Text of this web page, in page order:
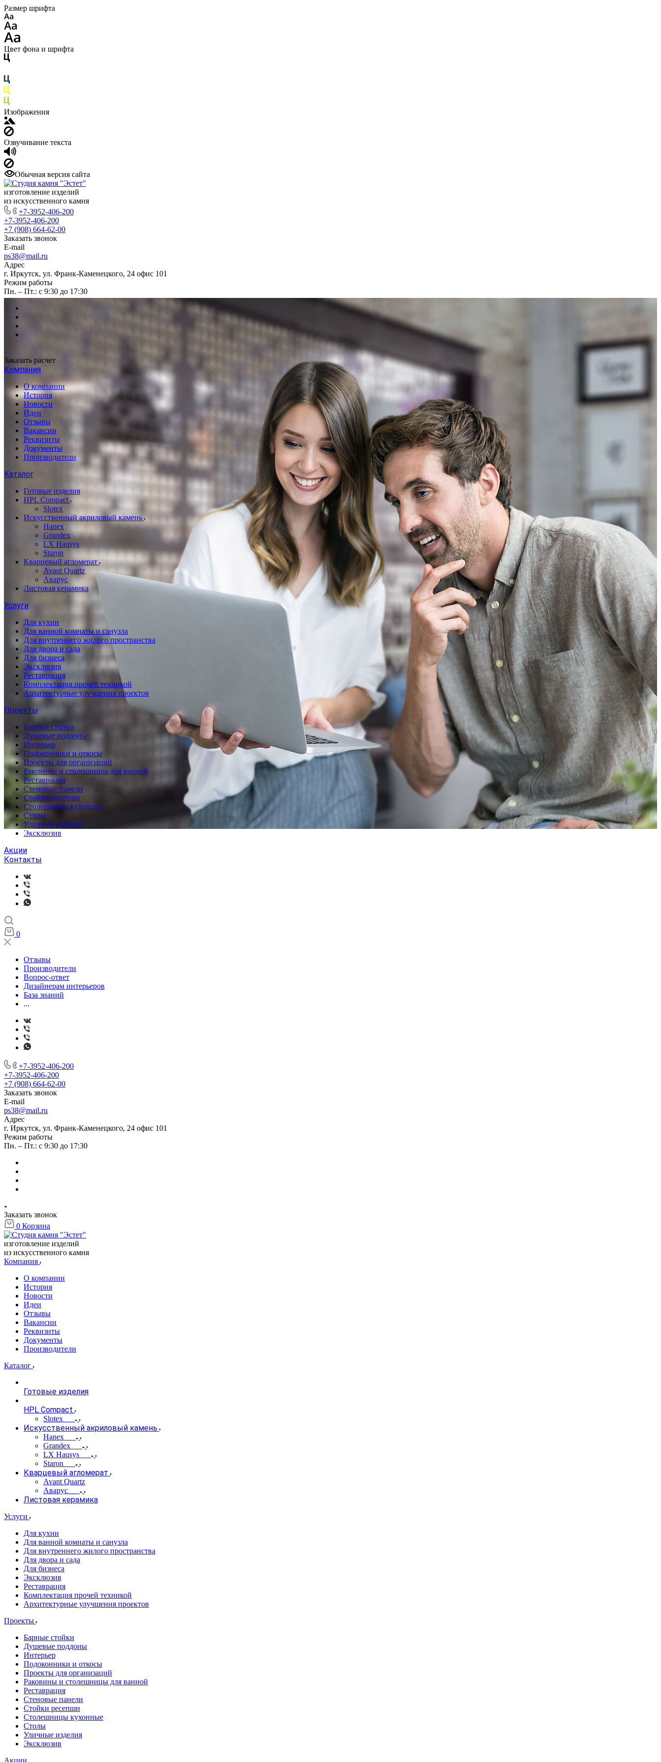
Размер шрифта
Цвет фона и шрифта
Изображения
Озвучивание текста
Обычная версия сайта
изготовление изделий
из искусственного камня
+7-3952-406-200
+7-3952-406-200
+7 (908) 664-62-00
Заказать звонок
E-mail
ps38@mail.ru
Адрес
г. Иркутск, ул. Франк-Каменецкого, 24 офис 101
Режим работы
Пн. – Пт.: с 9:30 до 17:30
Заказать расчет
Компания
О компании
История
Новости
Идеи
Отзывы
Вакансии
Реквизиты
Документы
Производители
Каталог
Готовые изделия
HPL Compact
Slotex
Искусственный акриловый камень
Hanex
Grandex
LX Hausys
Staron
Кварцевый агломерат
Avant Quartz
Аварус
Листовая керамика
Услуги
Для кухни
Для ванной комнаты и санузла
Для внутреннего жилого пространства
Для двора и сада
Для бизнеса
Эксклюзив
Реставрация
Комплектация прочей техникой
Архитектурные улучшения проектов
Проекты
Барные стойки
Душевые поддоны
Интерьер
Подоконники и откосы
Проекты для организаций
Раковины и столешницы для ванной
Реставрация
Стеновые панели
Стойки ресепшн
Столешницы кухонные
Столы
Уличные изделия
Эксклюзив
Акции
Контакты
0
Отзывы
Производители
Вопрос-ответ
Дизайнерам интерьеров
База знаний
...
+7-3952-406-200
+7-3952-406-200
+7 (908) 664-62-00
Заказать звонок
E-mail
ps38@mail.ru
Адрес
г. Иркутск, ул. Франк-Каменецкого, 24 офис 101
Режим работы
Пн. – Пт.: с 9:30 до 17:30
Заказать звонок
0 Корзина
изготовление изделий
из искусственного камня
Компания
О компании
История
Новости
Идеи
Отзывы
Вакансии
Реквизиты
Документы
Производители
Каталог
Готовые изделия
HPL Compact
Slotex
Искусственный акриловый камень
Hanex
Grandex
LX Hausys
Staron
Кварцевый агломерат
Avant Quartz
Аварус
Листовая керамика
Услуги
Для кухни
Для ванной комнаты и санузла
Для внутреннего жилого пространства
Для двора и сада
Для бизнеса
Эксклюзив
Реставрация
Комплектация прочей техникой
Архитектурные улучшения проектов
Проекты
Барные стойки
Душевые поддоны
Интерьер
Подоконники и откосы
Проекты для организаций
Раковины и столешницы для ванной
Реставрация
Стеновые панели
Стойки ресепшн
Столешницы кухонные
Столы
Уличные изделия
Эксклюзив
Акции